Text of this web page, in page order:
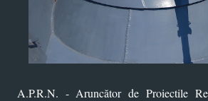
A.P.R.N. - Aruncător de Proiectile